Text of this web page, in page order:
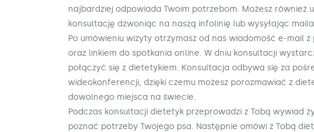
najbardziej odpowiada Twoim potrzebom. Możesz również
konsultację dzwoniąc na naszą infolinię lub wysyłając
Po umówieniu wizyty otrzymasz od nas wiadomość e-mail
oraz linkiem do spotkania online. W dniu konsultacji
połączyć się z dietetykiem. Konsultacja odbywa się za
wideokonferencji, dzięki czemu możesz porozmawiać z
dowolnego miejsca na świecie.
Podczas konsultacji dietetyk przeprowadzi z Tobą wywiad
poznać potrzeby Twojego psa. Następnie omówi z Tobą